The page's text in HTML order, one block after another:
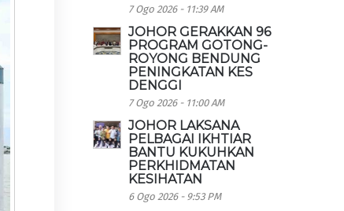
7 Ogo 2026 - 11:39 AM
JOHOR GERAKKAN 96
PROGRAM GOTONG-
ROYONG BENDUNG
PENINGKATAN KES
DENGGI
7 Ogo 2026 - 11:00 AM
JOHOR LAKSANA
PELBAGAI IKHTIAR
BANTU KUKUHKAN
PERKHIDMATAN
KESIHATAN
6 Ogo 2026 - 9:53 PM